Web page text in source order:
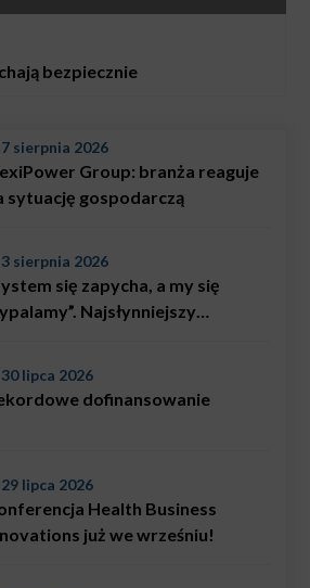
bezpiecznie
sierpnia 2026
Group: branża reaguje
sytuację gospodarczą
sierpnia 2026
się zapycha, a my się
Najsłynniejszy
są nie tylko choroby
lipca 2026
dofinansowanie
lipca 2026
Health Business
już we wrześniu!